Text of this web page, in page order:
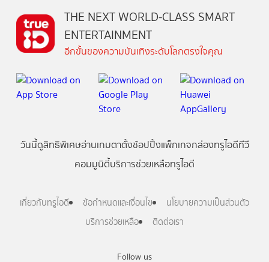
Follow us
THE NEXT WORLD-CLASS SMART
ENTERTAINMENT
อีกขั้นของความบันเทิงระดับโลกตรงใจคุณ
วันนี้ดูสิทธิพิเศษอ่านเกมตาตั้งช้อปปิ้งแพ็กเกจกล่องทรูไอดีทีวี
คอมมูนิตี้บริการช่วยเหลือทรูไอดี
เกี่ยวกับทรูไอดี ข้อกำหนดและเงื่อนไข
นโยบายความเป็นส่วนตัว
บริการช่วยเหลือ
ติดต่อเรา